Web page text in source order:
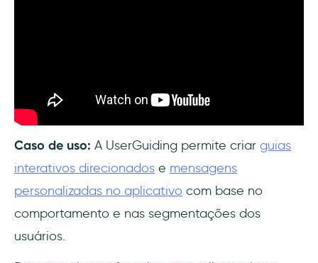
Caso de uso: A UserGuiding permite criar guias
interativos direcionados e mensagens
personalizadas no aplicativo com base no
comportamento e nas segmentações dos
usuários.